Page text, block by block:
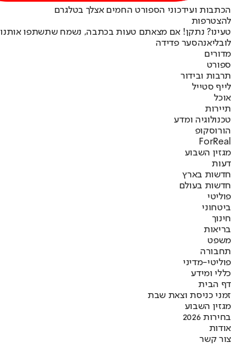
הכתבות ועידכוני הספורט החמים אצלך בטלגרם
להצטרפות
טעינו? נתקן! אם מצאתם טעות בכתבה, נשמח שתשתפו אותנו
לובליאנהסער פדידה
מדורים
ספורט
תרבות ובידור
לייף סטייל
אוכל
תיירות
טכנולוגיה ומדע
הורוסקופ
ForReal
מגזין השבוע
דעות
חדשות בארץ
חדשות בעולם
פוליטי
ביטחוני
חינוך
בריאות
משפט
תחבורה
פוליטי-מדיני
כללי ומידע
דף הבית
זמני כניסת וצאת שבת
מגזין השבוע
בחירות 2026
אודות
צור קשר